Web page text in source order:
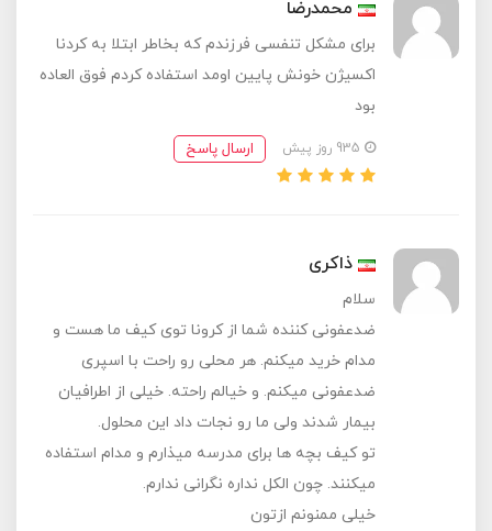
محمدرضا
برای مشکل تنفسی فرزندم که بخاطر ابتلا به کردنا
اکسیژن خونش پایین اومد استفاده کردم فوق العاده
بود
ارسال پاسخ
ذاکری
سلام
ضدعفونی کننده شما از کرونا توی کیف ما هست و
مدام خرید میکنم. هر محلی رو راحت با اسپری
ضدعفونی میکنم. و خیالم راحته. خیلی از اطرافیان
بیمار شدند ولی ما رو نجات داد این محلول.
تو کیف بچه ها برای مدرسه میذارم و مدام استفاده
میکنند. چون الکل نداره نگرانی ندارم.
خیلی ممنونم ازتون